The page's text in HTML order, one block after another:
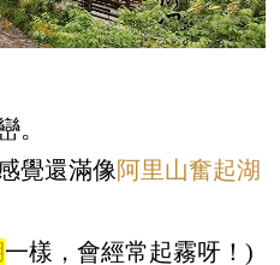
。
覺還滿像阿里山奮起湖
一樣，會經常起霧呀！)